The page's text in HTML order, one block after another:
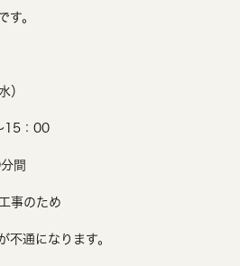
す。
）
15：00
間
事のため
不通になります。